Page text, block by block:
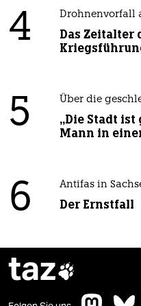
4 Drohnenvorfall
Das Zeitalter
5 Über die
„Die Stadt
Mann in
6 Antifas in
Der Ernstfall
taz